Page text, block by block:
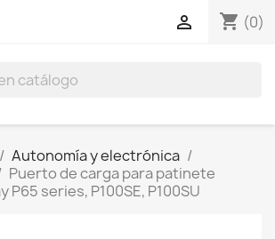
shopping_cart (0)

Autonomía y electrónica
Puerto de carga para patinete
series, P100SE, P100SU